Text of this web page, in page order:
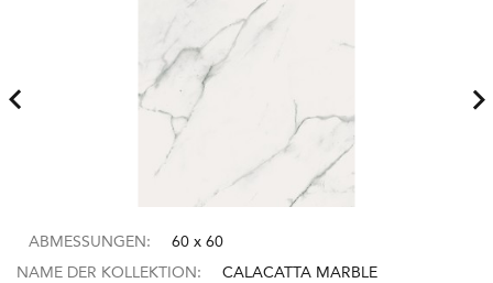
ABMESSUNGEN:
60 x 60
NAME DER KOLLEKTION:
CALACATTA MARBLE